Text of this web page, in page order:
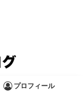
プロフィール